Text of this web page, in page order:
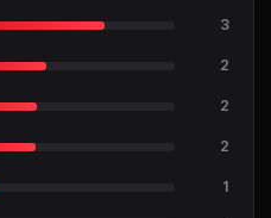
3
2
2
2
1